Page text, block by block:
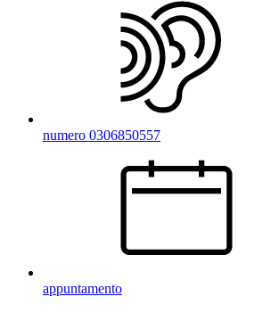
numero 0306850557
appuntamento